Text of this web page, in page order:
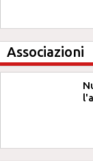
Associazioni